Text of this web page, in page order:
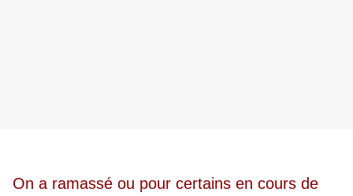
On a ramassé ou pour certains en cours de